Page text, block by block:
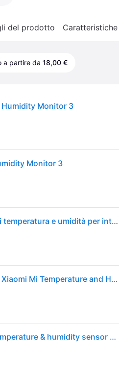
del prodotto Caratteristiche
a partire da 18,00 €
Humidity Monitor 3
Monitor 3
Xiaomi MJWSD05MMC Sensore di temperatura e umidità per interni a piantana
Sensore di Temperatura e Umidità Xiaomi Mi Temperature and Humidity Monitor 3 Bluetooth LCD
Xiaomi MJWSD05MMC Interno Temperature & humidity sensor Libera installazione